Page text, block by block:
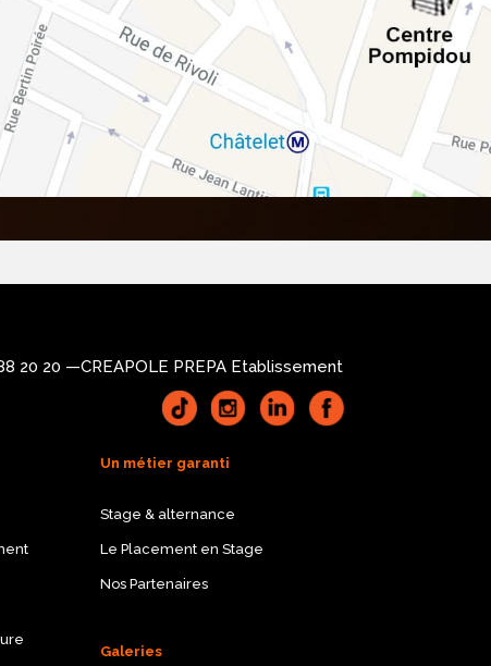
20 20 —CREAPOLE PREPA Etablissement
Un métier garanti
Stage & alternance
Le Placement en Stage
Nos Partenaires
Galeries